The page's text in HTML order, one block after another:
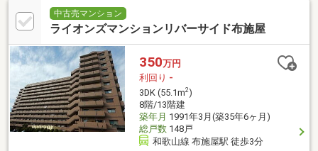
中古売マンション
ライオンズマンションリバーサイド布施屋
350万円
利回り -
3DK (55.1m2)
8階/13階建
築年月 1991年3月(築35年6ヶ月)
総戸数148戸
和歌山線 布施屋駅 徒歩3分